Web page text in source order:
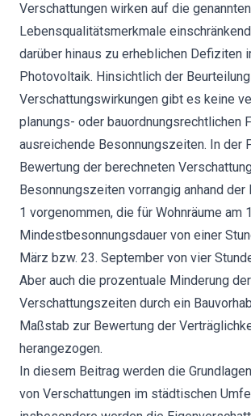
Verschattungen wirken auf die genannten
Lebensqualitätsmerkmale
darüber hinaus zu erheblichen Defiziten
Photovoltaik. Hinsichtlich der
Verschattungswirkungen gibt es keine
planungs- oder bauordnungsrechtlichen
ausreichende Besonnungszeiten. In der
Bewertung der berechneten
Besonnungszeiten vorrangig anhand der
1 vorgenommen, die für Wohnräume am
Mindestbesonnungsdauer von einer
März bzw. 23. September von vier
Aber auch die prozentuale Minderung
Verschattungszeiten durch ein
Maßstab zur Bewertung der
herangezogen.
In diesem Beitrag werden die
von Verschattungen im städtischen